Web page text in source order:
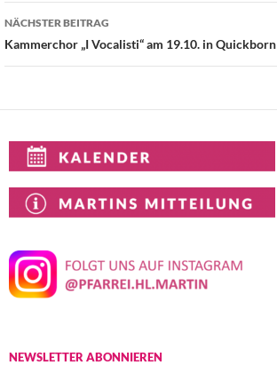
NÄCHSTER BEITRAG
Kammerchor „I Vocalisti“ am 19.10. in Quickborn
NEWSLETTER ABONNIEREN